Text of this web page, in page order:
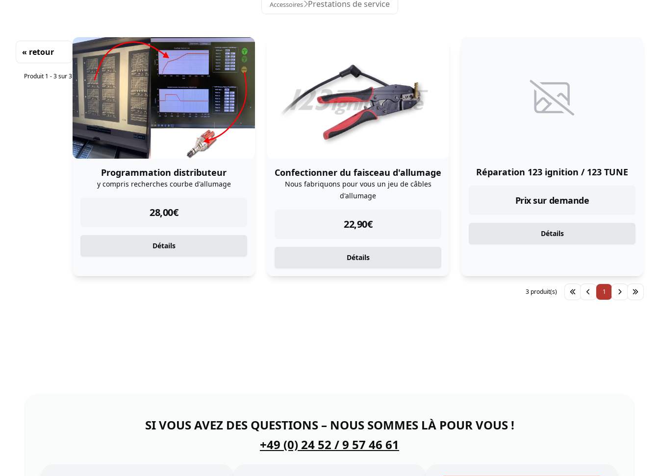
Accessoires Prestations de service
« retour
TriProduit 1 - 3 sur 3
Programmation distributeur
y compris recherches courbe d'allumage
28,00€
instock
Détails
Confectionner du faisceau d'allumage
Nous fabriquons pour vous un jeu de câbles
d'allumage
22,90€
instock
Détails
Réparation 123 ignition / 123 TUNE
Prix sur demande
Détails
1
3 produit(s)
SI VOUS AVEZ DES QUESTIONS – NOUS SOMMES LÀ POUR VOUS !
+49 (0) 24 52 / 9 57 46 61